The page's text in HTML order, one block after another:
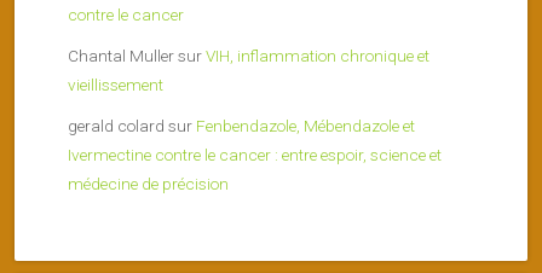
contre le cancer
Chantal MullersurVIH, inflammation chronique et
vieillissement
gerald colard sur Fenbendazole, Mébendazole et
Ivermectine contre le cancer : entre espoir, science et
médecine de précision